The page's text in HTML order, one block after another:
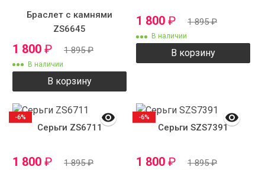
Браслет с камнями
ZS6645
1 800 ₽ 1 895₽
В наличии
В корзину
1 800 ₽ 1 895₽
В наличии
В корзину
Серьги ZS6711
1 800 ₽ 1 895₽
-6%
Серьги SZS7391
1 800 ₽ 1 895₽
-6%